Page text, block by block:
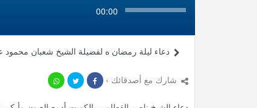
00:00
دعاء ليلة رمضان ه لفضيلة الشيخ شعبان محمود
شارك مع أصدقائك ›